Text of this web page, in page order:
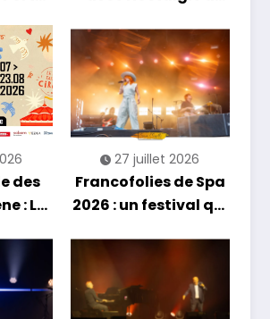
et
des
: Le
27 juillet 2026
Francofolies de Spa
2026 : un festival qui
nouveautés et
grands moments de
scène